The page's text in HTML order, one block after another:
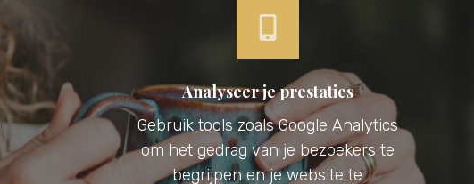
Analyseer je prestaties
Gebruik tools zoals Google Analytics
om het gedrag van je bezoekers te
begrijpen en je website te